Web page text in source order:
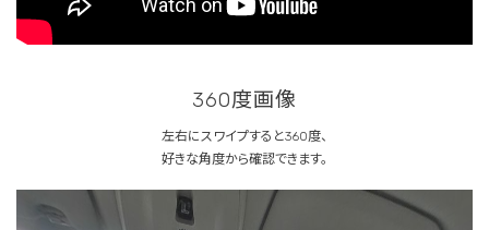
360度画像
左右にスワイプすると360度、
好きな角度から確認できます。